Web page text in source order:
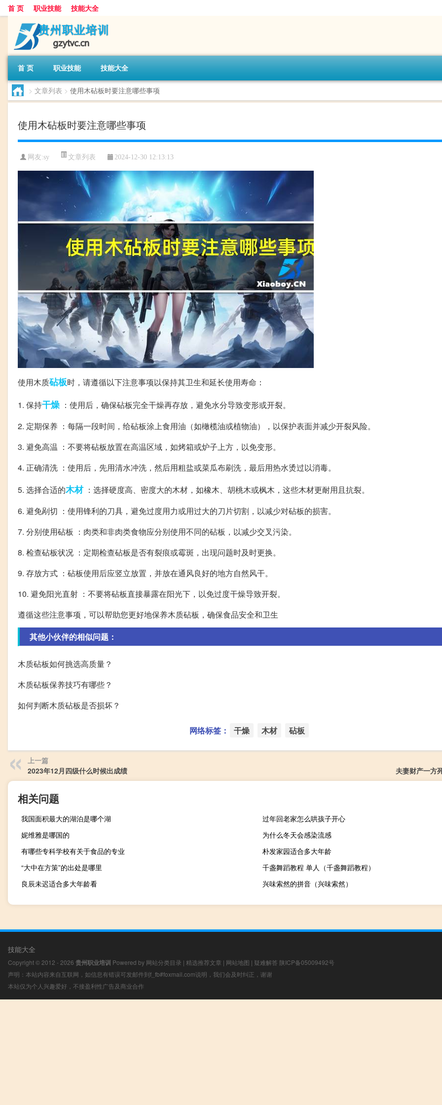
首 页 职业技能 技能大全
首 页 职业技能 技能大全
> 文章列表 > 使用木砧板时要注意哪些事项
使用木砧板时要注意哪些事项
网友:sy 文章列表 2024-12-30 12:13:13
使用木质砧板时，请遵循以下注意事项以保持其卫生和延长使用寿命：
1. 保持干燥 ：使用后，确保砧板完全干燥再存放，避免水分导致变形或开裂。
2. 定期保养 ：每隔一段时间，给砧板涂上食用油（如橄榄油或植物油），以保护表面并减少开裂风险。
3. 避免高温 ：不要将砧板放置在高温区域，如烤箱或炉子上方，以免变形。
4. 正确清洗 ：使用后，先用清水冲洗，然后用粗盐或菜瓜布刷洗，最后用热水烫过以消毒。
5. 选择合适的木材：选择硬度高、密度大的木材，如橡木、胡桃木或枫木，这些木材更耐用且抗裂。
6. 避免剐切 ：使用锋利的刀具，避免过度用力或用过大的刀片切割，以减少对砧板的损害。
7. 分别使用砧板 ：肉类和非肉类食物应分别使用不同的砧板，以减少交叉污染。
8. 检查砧板状况 ：定期检查砧板是否有裂痕或霉斑，出现问题时及时更换。
9. 存放方式 ：砧板使用后应竖立放置，并放在通风良好的地方自然风干。
10. 避免阳光直射 ：不要将砧板直接暴露在阳光下，以免过度干燥导致开裂。
遵循这些注意事项，可以帮助您更好地保养木质砧板，确保食品安全和卫生
其他小伙伴的相似问题：
木质砧板如何挑选高质量？
木质砧板保养技巧有哪些？
如何判断木质砧板是否损坏？
网络标签： 干燥 木材 砧板
上一篇
2023年12月四级什么时候出成绩
夫妻财产一方
相关问题
我国面积最大的湖泊是哪个湖
过年回老家怎么哄孩子开心
妮维雅是哪国的
为什么冬天会感染流感
有哪些专科学校有关于食品的专业
朴发家园适合多大年龄
“大中在方策”的出处是哪里
千盏舞蹈教程 单人（千盏舞蹈教程）
良辰未迟适合多大年龄看
兴味索然的拼音（兴味索然）
技能大全
Copyright © 2012 - 2026 贵州职业培训 Powered by 网站分类目录 | 精选推荐文章 | 网站地图 | 疑难解答 陕ICP备05009492号
声明：本站内容来自互联网，如信息有错误可发邮件到f_fb#foxmail.com说明，我们会及时纠正，谢谢
本站仅为个人兴趣爱好，不接盈利性广告及商业合作